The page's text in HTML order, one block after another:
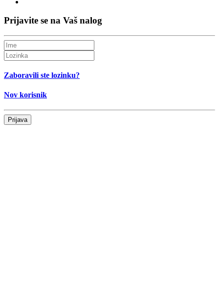
Prijavite se na Vaš nalog
Zaboravili ste lozinku?
Nov korisnik